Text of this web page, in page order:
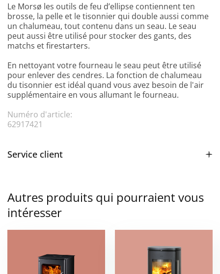
Le Morsø les outils de feu d’ellipse contiennent ten
brosse, la pelle et le tisonnier qui double aussi comme
un chalumeau, tout contenu dans un seau. Le seau
peut aussi être utilisé pour stocker des gants, des
matchs et firestarters.
En nettoyant votre fourneau le seau peut être utilisé
pour enlever des cendres. La fonction de chalumeau
du tisonnier est idéal quand vous avez besoin de l'air
supplémentaire en vous allumant le fourneau.
Numéro d'article:
62917421
Service client
Autres produits qui pourraient vous
intéresser